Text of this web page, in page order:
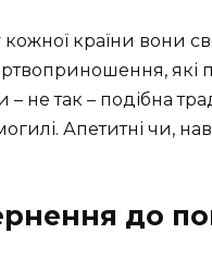
кожної країни вони
які
– не так – подібна
Апетитні чи,
до